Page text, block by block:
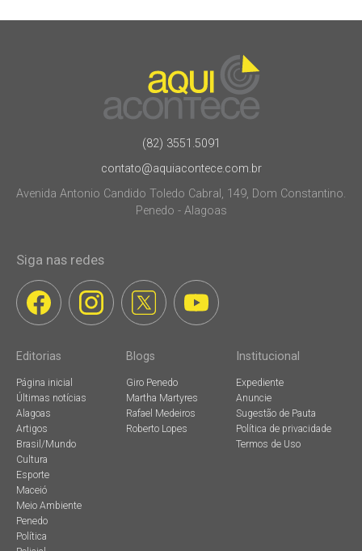
(82) 3551.5091
contato@aquiacontece.com.br
Avenida Antonio Candido Toledo Cabral, 149, Dom Constantino.
Penedo - Alagoas
Siga nas redes
Editorias
Página inicial
Últimas notícias
Alagoas
Artigos
Brasil/Mundo
Cultura
Esporte
Maceió
Meio Ambiente
Penedo
Política
Blogs
Giro Penedo
Martha Martyres
Rafael Medeiros
Roberto Lopes
Institucional
Expediente
Anuncie
Sugestão de Pauta
Política de privacidade
Termos de Uso